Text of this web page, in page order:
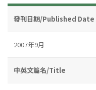
發刊日期/Published Date
2007年9月
中英文篇名/Title